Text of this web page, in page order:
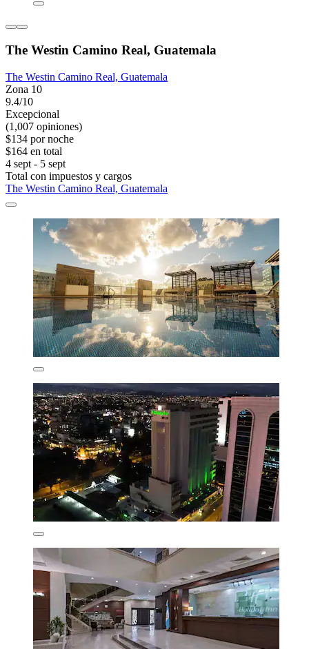
The Westin Camino Real, Guatemala
The Westin Camino Real, Guatemala
Zona 10
9.4/10
Excepcional
(1,007 opiniones)
$134 por noche
$164 en total
4 sept - 5 sept
Total con impuestos y cargos
The Westin Camino Real, Guatemala